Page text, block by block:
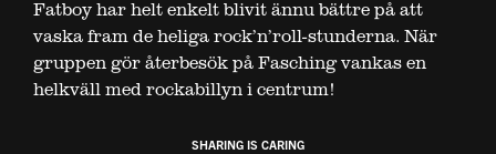
Fatboy har helt enkelt blivit ännu bättre på att
vaska fram de heliga rock’n’roll-stunderna. När
gruppen gör återbesök på Fasching vankas en
helkväll med rockabillyn i centrum!
SHARING IS CARING